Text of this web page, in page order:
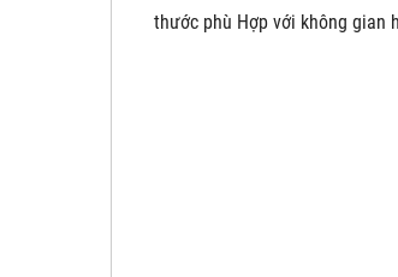
thước phù Hợp với không